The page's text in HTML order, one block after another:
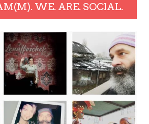
WE. ARE. SOCIAL.